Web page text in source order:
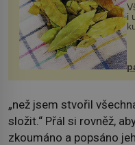
i
„než jsem stvořil
složit.“ Přál si rovněž,
zkoumáno a popsáno